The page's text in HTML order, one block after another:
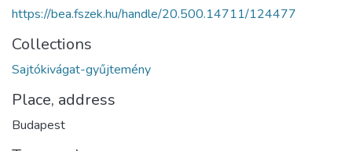
https://bea.fszek.hu/handle/20.500.14711/124477
Collections
Sajtókivágat-gyűjtemény
Place, address
Budapest